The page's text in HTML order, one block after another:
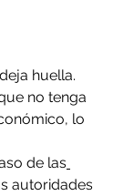
huella.
no tenga
lo
de las
autoridades